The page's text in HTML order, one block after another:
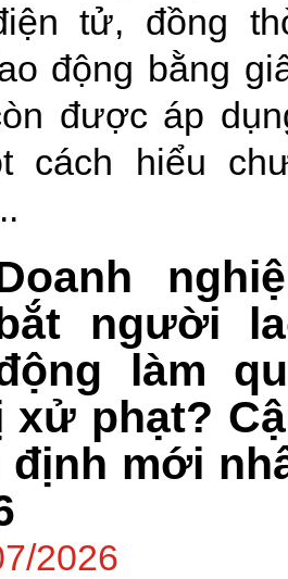
tử, đồng
động bằng
được áp
cách hiểu
người
làm
xử phạt?
định mới
2026